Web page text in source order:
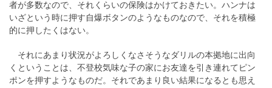
者が多数なので、それくらいの保険はかけておきたい。ハンナは
いざという時に押す自爆ボタンのようなものなので、それを積極
的に押したくはない。
それにあまり状況がよろしくなさそうなダリルの本拠地に出向
くということは、不登校気味な子の家にお友達を引き連れてピン
ポンを押すようなものだ。それであまり良い結果になるとも思え